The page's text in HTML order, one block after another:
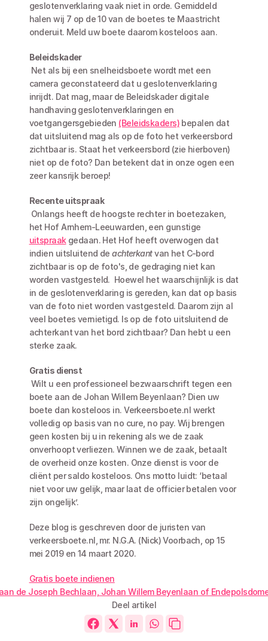
geslotenverklaring vaak niet in orde. Gemiddeld
halen wij 7 op de 10 van de boetes te Maastricht
onderuit. Meld uw boete daarom kosteloos aan.
Beleidskader
camera geconstateerd dat u geslotenverklaring
inrijdt. Dat mag, maar de Beleidskader digitale
handhaving geslotenverklaringen en
voetgangersgebieden (Beleidskaders) bepalen dat
dat uitsluitend mag als op de foto het verkeersbord
zichtbaar is. Staat het verkeersbord (zie hierboven)
niet op de foto? Dan betekent dat in onze ogen een
zeer kansrijk beroep!
Recente uitspraak
uitspraak gedaan. Het Hof heeft overwogen dat
indien uitsluitend de achterkant van het C-bord
zichtbaar is op de foto's, de gedraging niet kan
worden vastgesteld.  Hoewel het waarschijnlijk is dat
in de geslotenverklaring is gereden, kan dat op basis
van de foto niet worden vastgesteld. Daarom zijn al
veel boetes vernietigd. Is op de foto uitsluitend de
achterkant van het bord zichtbaar? Dan hebt u een
sterke zaak.
Gratis dienst
Wilt u een professioneel bezwaarschrift tegen een
boete aan de Johan Willem Beyenlaan? Dien uw
boete dan kosteloos in. Verkeersboete.nl werkt
volledig op basis van no cure, no pay. Wij brengen
geen kosten bij u in rekening als we de zaak
onverhoopt verliezen. Winnen we de zaak, betaalt
de overheid onze kosten. Onze dienst is voor de
cliënt per saldo kosteloos. Ons motto luidt: ‘betaal
niet voor uw gelijk, maar laat de officier betalen voor
zijn ongelijk’.
Deze blog is geschreven door de juristen van
verkeersboete.nl, mr. N.G.A. (Nick) Voorbach, op 15
mei 2019 en 14 maart 2020.
Gratis boete indienen
de Joseph Bechlaan, Johan Willem Beyenlaan of
Deel artikel